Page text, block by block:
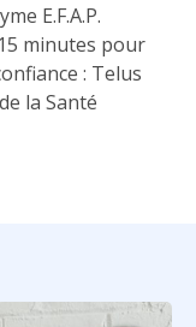
aux
E.F.A.P.
minutes pour
: Telus
la Santé